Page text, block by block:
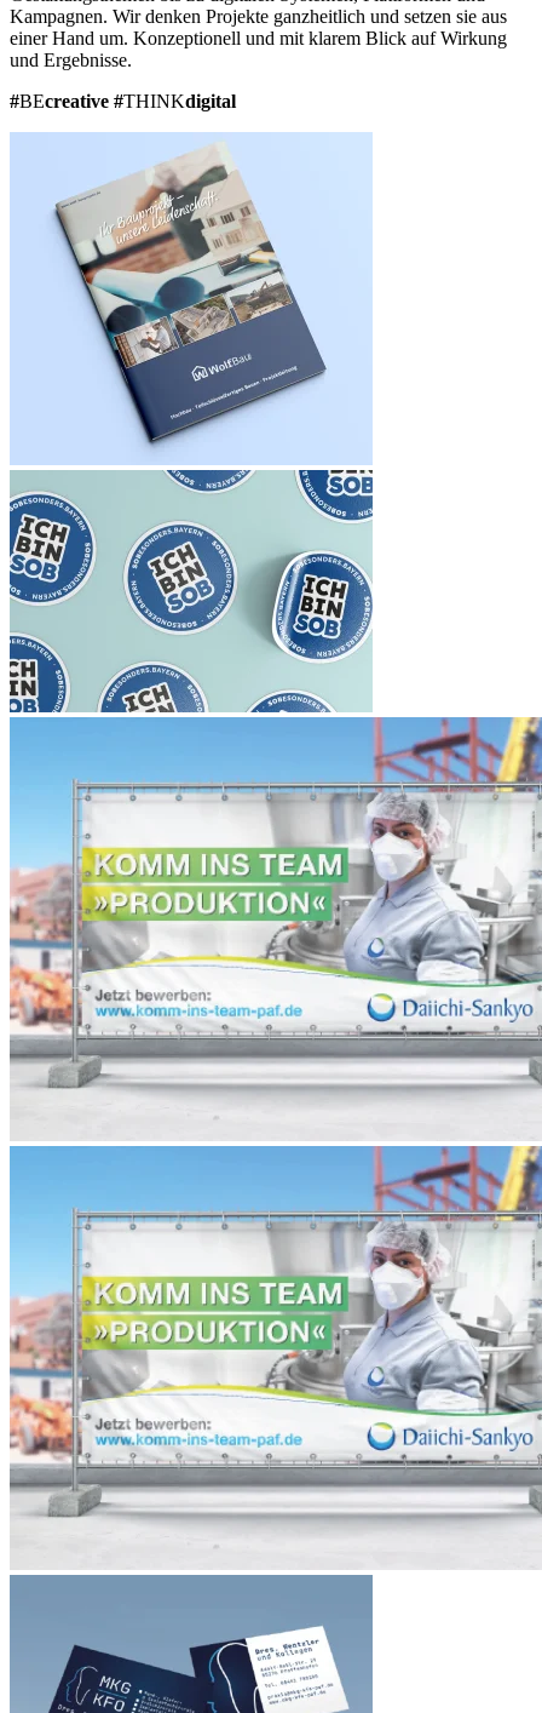
Kampagnen. Wir denken Projekte ganzheitlich und setzen sie aus
einer Hand um. Konzeptionell und mit klarem Blick auf Wirkung
und Ergebnisse.
#BEcreative #THINKdigital